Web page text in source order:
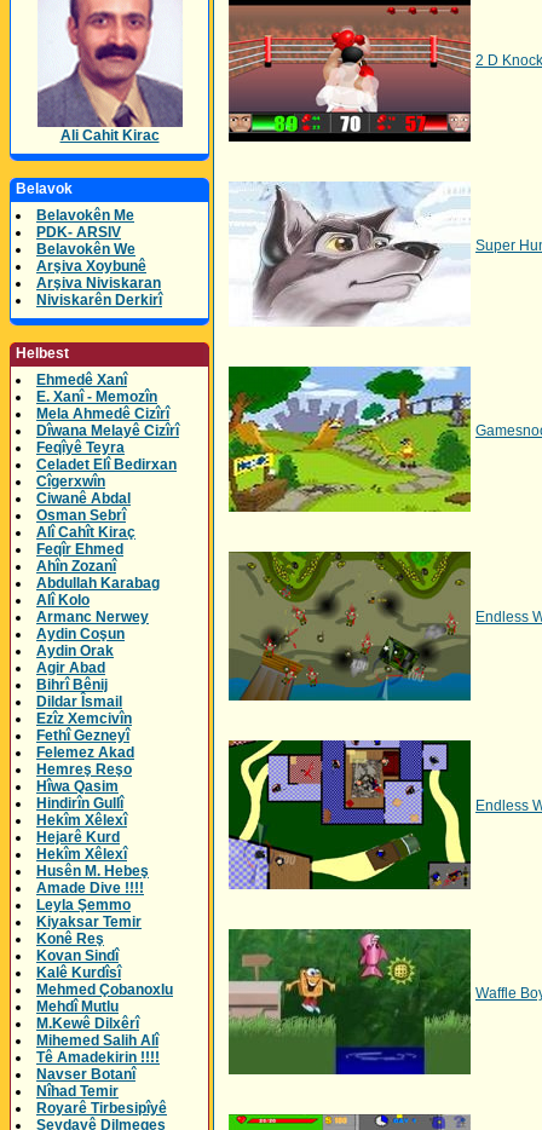
Ali Cahit Kirac
Belavok
Belavokên Me
PDK- ARSIV
Belavokên We
Arşiva Xoybunê
Arşiva Niviskaran
Niviskarên Derkirî
Helbest
Ehmedê Xanî
E. Xanî - Memozîn
Mela Ahmedê Cizîrî
Dîwana Melayê Cizîrî
Feqîyê Teyra
Celadet Elî Bedirxan
Cîgerxwîn
Ciwanê Abdal
Osman Sebrî
Alî Cahît Kiraç
Feqîr Ehmed
Ahîn Zozanî
Abdullah Karabag
Alî Kolo
Armanc Nerwey
Aydin Coşun
Aydin Orak
Agir Abad
Bihrî Bênij
Dildar Îsmail
Ezîz Xemcivîn
Fethî Gezneyî
Felemez Akad
Hemreş Reşo
Hîwa Qasim
Hindirîn Gullî
Hekîm Xêlexî
Hejarê Kurd
Hekîm Xêlexî
Husên M. Hebeş
Amade Dive !!!!
Leyla Şemmo
Kiyaksar Temir
Konê Reş
Kovan Sindî
Kalê Kurdîsî
Mehmed Çobanoxlu
Mehdî Mutlu
M.Kewê Dilxêrî
Mihemed Salih Alî
Tê Amadekirin !!!!
Navser Botanî
Nîhad Temir
Royarê Tirbesipîyê
Seydayê Dilmeqes
2 D
Super
Endless
Endless
Waffle